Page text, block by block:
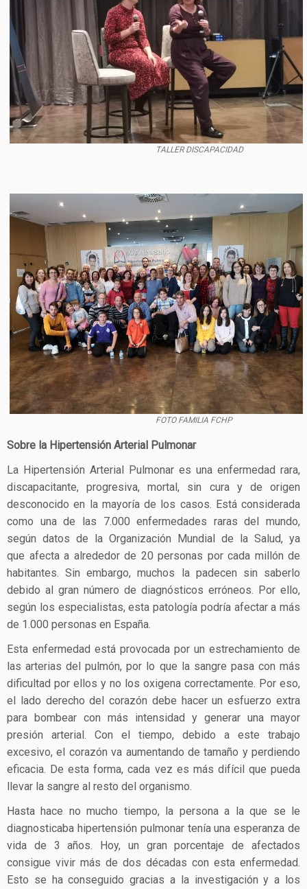
TALLER DISCAPACIDAD
FOTO FAMILIA FCHP
Sobre la Hipertensión Arterial Pulmonar
La Hipertensión Arterial Pulmonar es una enfermedad rara,
discapacitante, progresiva, mortal, sin cura y de origen
desconocido en la mayoría de los casos. Está considerada
como una de las 7.000 enfermedades raras del mundo,
según datos de la Organización Mundial de la Salud, ya
que afecta a alrededor de 20 personas por cada millón de
habitantes. Sin embargo, muchos la padecen sin saberlo
debido al gran número de diagnósticos erróneos. Por ello,
según los especialistas, esta patología podría afectar a más
de 1.000 personas en España.
Esta enfermedad está provocada por un estrechamiento de
las arterias del pulmón, por lo que la sangre pasa con más
dificultad por ellos y no los oxigena correctamente. Por eso,
el lado derecho del corazón debe hacer un esfuerzo extra
para bombear con más intensidad y generar una mayor
presión arterial. Con el tiempo, debido a este trabajo
excesivo, el corazón va aumentando de tamaño y perdiendo
eficacia. De esta forma, cada vez es más difícil que pueda
llevar la sangre al resto del organismo.
Hasta hace no mucho tiempo, la persona a la que se le
diagnosticaba hipertensión pulmonar tenía una esperanza de
vida de 3 años. Hoy, un gran porcentaje de afectados
consigue vivir más de dos décadas con esta enfermedad.
Esto se ha conseguido gracias a la investigación y a los